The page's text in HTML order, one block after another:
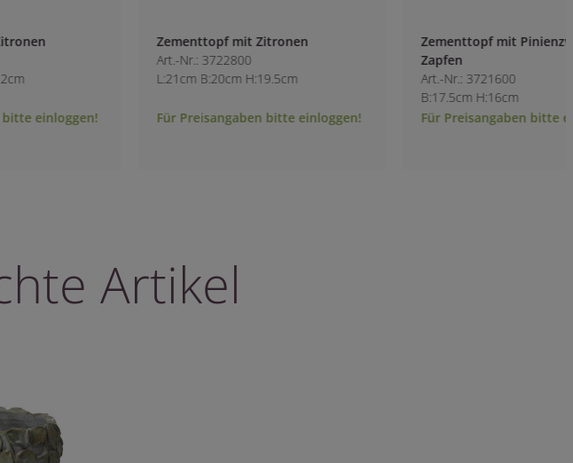
mit Zitronen
H:19.5cm
bitte einloggen!
Zementtopf mit Pinienzweigen &
Zapfen
Art.-Nr.: 3721600
Für Preisangaben bitte einloggen!
Zementvase mit
Art.-Nr.: 3723300
L:29cm B:26.5cm
Für
Artikel